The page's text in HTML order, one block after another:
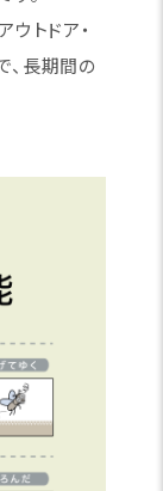
トドア・
、長期間の